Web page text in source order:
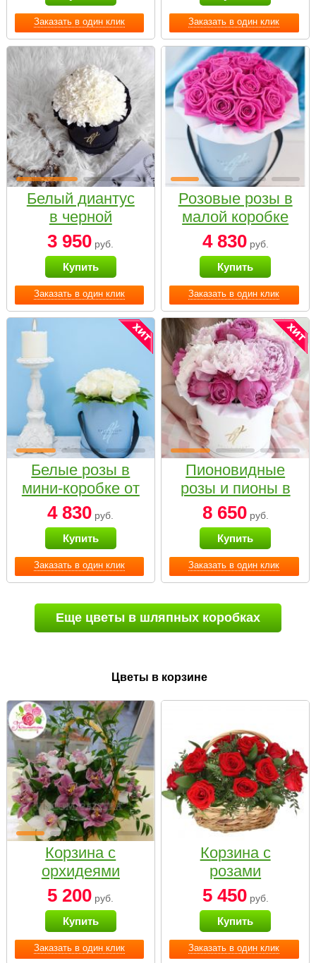
Заказать в один клик Заказать в один клик
Заказать в один клик
Белый диантус
в черной
коробке Small
3 950 руб.
Купить
Заказать в один клик
Розовые розы в
малой коробке
4 830руб.
Купить
Заказать в один клик
Белые розы в
мини-коробке от
Bella Fiori
4 830 руб.
Купить
Заказать в один клик
Пионовидные
розы и пионы в
белой коробке
Small
8 650руб.
Купить
Еще цветы в шляпных коробках
Цветы в корзине
Заказать в один клик
Корзина с
орхидеями
малая
5 200 руб.
Купить
Заказать в один клик
Корзина с
розами
«Красный
Париж»
5 450руб.
Купить